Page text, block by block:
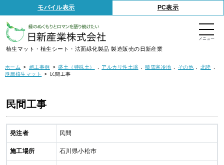
i
モバイル表示 PC表示
植生マット・植生シート・法面緑化製品 製造販売の日新産業
ホーム 施工事例 盛土（特殊土） アルカリ性土壌 積雪寒冷地 その他
北陸
厚層植生マット
民間工事
民間工事
発注者 民間
施工場所 石川県小松市